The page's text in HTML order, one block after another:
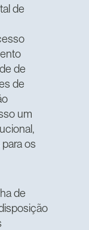
de
de
de
um
os
de